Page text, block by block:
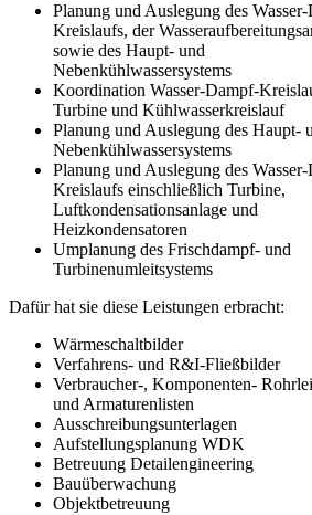
Planung und Auslegung des
Kreislaufs, der
sowie des Haupt- und
Nebenkühlwassersystems
Koordination Wasser-Dampf-
Turbine und Kühlwasserkreislauf
Planung und Auslegung des Haupt-
Nebenkühlwassersystems
Planung und Auslegung des
Kreislaufs einschließlich Turbine,
Luftkondensationsanlage und
Heizkondensatoren
Umplanung des Frischdampf- und
Turbinenumleitsystems
Dafür hat sie diese Leistungen erbracht:
Wärmeschaltbilder
Verfahrens- und R&I-Fließbilder
Verbraucher-, Komponenten-
und Armaturenlisten
Ausschreibungsunterlagen
Aufstellungsplanung WDK
Betreuung Detailengineering
Bauüberwachung
Objektbetreuung